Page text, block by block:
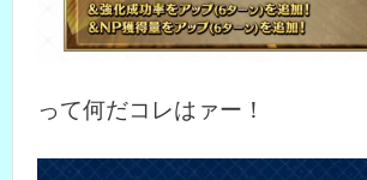
って何だコレはァー！